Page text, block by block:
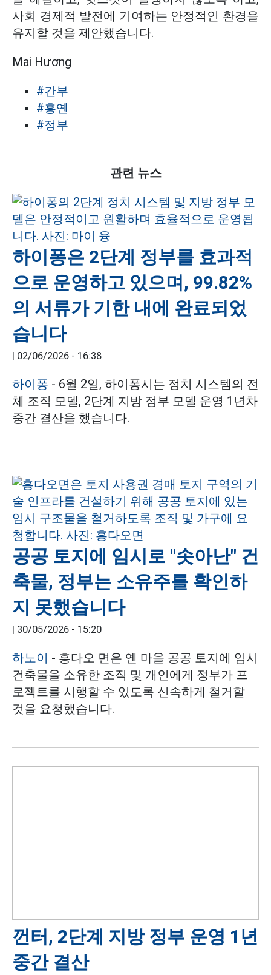
사회 경제적 발전에 기여하는 안정적인 환경을
유지할 것을 제안했습니다.
Mai Hương
#간부
#흥옌
#정부
관련 뉴스
하이퐁은 2단계 정부를 효과적
으로 운영하고 있으며, 99.82%
의 서류가 기한 내에 완료되었
습니다
02/06/2026 - 16:38
하이퐁 - 6월 2일, 하이퐁시는 정치 시스템의 전
체 조직 모델, 2단계 지방 정부 모델 운영 1년차
중간 결산을 했습니다.
공공 토지에 임시로 "솟아난" 건
축물, 정부는 소유주를 확인하
지 못했습니다
30/05/2026 - 15:20
하노이 - 흥다오 면은 옌 마을 공공 토지에 임시
건축물을 소유한 조직 및 개인에게 정부가 프
로젝트를 시행할 수 있도록 신속하게 철거할
것을 요청했습니다.
껀터, 2단계 지방 정부 운영 1년
중간 결산